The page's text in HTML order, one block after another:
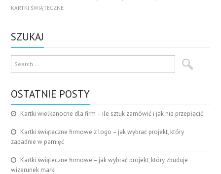
KARTKI ŚWIĄTECZNE
SZUKAJ
OSTATNIE POSTY
Kartki wielkanocne dla firm – ile sztuk zamówić i jak nie przepłacić
Kartki świąteczne firmowe z logo – jak wybrać projekt, który
zapadnie w pamięć
Kartki świąteczne firmowe – jak wybrać projekt, który zbuduje
wizerunek marki